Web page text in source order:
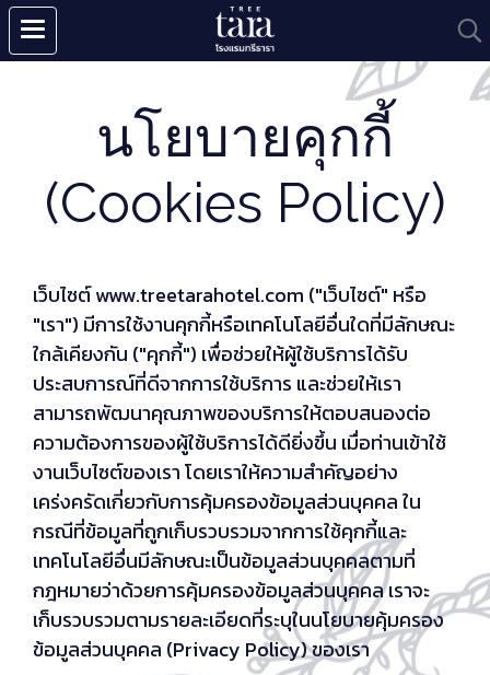
นโยบายคุกกี้
(Cookies Policy)
เว็บไซต์ www.treetarahotel.com ("เว็บไซต์" หรือ
"เรา") มีการใช้งานคุกกี้หรือเทคโนโลยีอื่นใดที่มีลักษณะ
ใกล้เคียงกัน ("คุกกี้") เพื่อช่วยให้ผู้ใช้บริการได้รับ
ประสบการณ์ที่ดีจากการใช้บริการ และช่วยให้เรา
สามารถพัฒนาคุณภาพของบริการให้ตอบสนองต่อ
ความต้องการของผู้ใช้บริการได้ดียิ่งขึ้น เมื่อท่านเข้าใช้
งานเว็บไซต์ของเรา โดยเราให้ความสำคัญอย่าง
เคร่งครัดเกี่ยวกับการคุ้มครองข้อมูลส่วนบุคคล ใน
กรณีที่ข้อมูลที่ถูกเก็บรวบรวมจากการใช้คุกกี้และ
เทคโนโลยีอื่นมีลักษณะเป็นข้อมูลส่วนบุคคลตามที่
กฎหมายว่าด้วยการคุ้มครองข้อมูลส่วนบุคคล เราจะ
เก็บรวบรวมตามรายละเอียดที่ระบุในนโยบายคุ้มครอง
ข้อมูลส่วนบุคคล (Privacy Policy) ของเรา